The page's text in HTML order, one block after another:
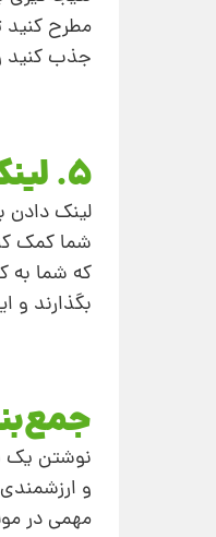
مطرح کنید
جذب کنید
5. لینک دادن به دیگر افراد
لینک دادن
شما کمک
که شما به
بگذارند
نوشتن یک
و
مهمی در